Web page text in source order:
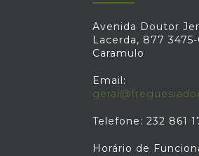
Avenida Doutor
Lacerda, 877
Caramulo
Email:
Telefone: 232 861
Horário de